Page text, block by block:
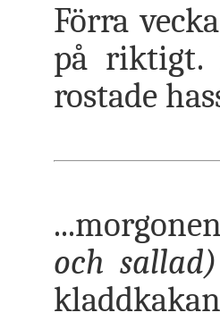
Förra
på riktigt.
rostade
och sallad)